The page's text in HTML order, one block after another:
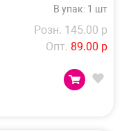
В упак: 1 шт
Розн. 145.00 р
Опт. 89.00 р